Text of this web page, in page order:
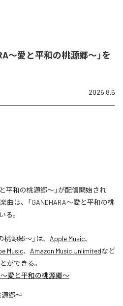
〜愛と平和の桃源郷〜」を
2026.8.6
平和の桃源郷〜」が配信開始され
曲は、「GANDHARA〜愛と平和の桃
る。
桃源郷〜」は、 Apple Music、
Music、 Amazon Music Unlimitedなど
ができる。
〜愛と平和の桃源郷〜